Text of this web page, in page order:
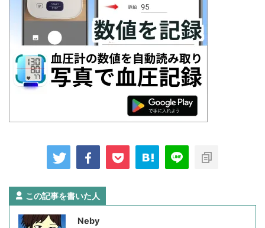
この記事を書いた人
Neby